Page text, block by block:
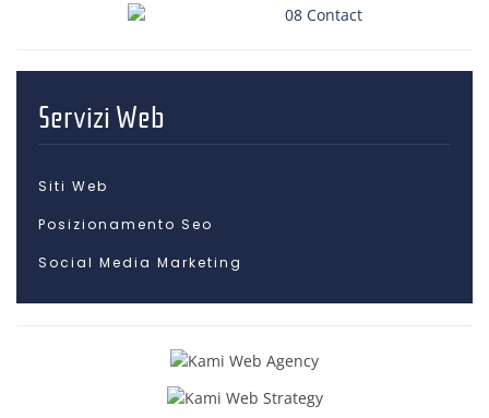
Servizi Web
Siti Web
Posizionamento Seo
Social Media Marketing